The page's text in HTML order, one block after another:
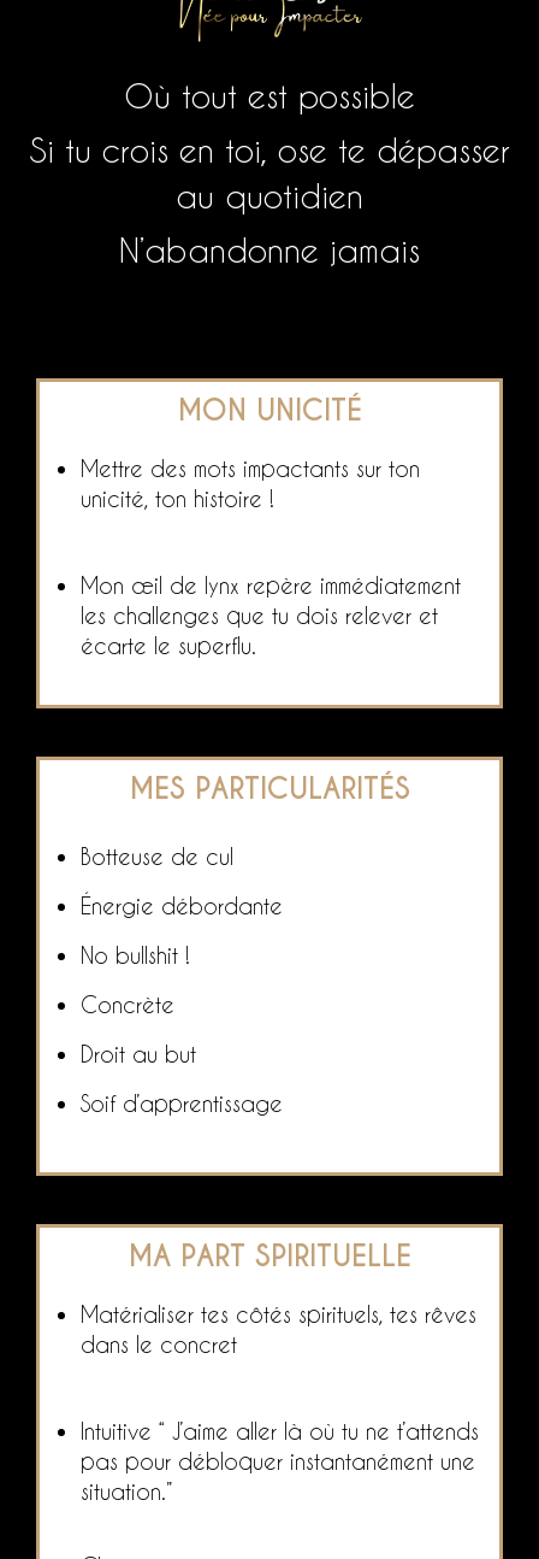
Où tout est possible
Si tu crois en toi, ose te dépasser
au quotidien
N’abandonne jamais
MON UNICITÉ
Mettre des mots impactants sur ton
unicité, ton histoire !
Mon œil de lynx repère immédiatement
les challenges que tu dois relever et
écarte le superflu.
MES PARTICULARITÉS
Botteuse de cul
Énergie débordante
No bullshit !
Concrète
Droit au but
Soif d’apprentissage
MA PART SPIRITUELLE
Matérialiser tes côtés spirituels, tes rêves
dans le concret
Intuitive “ J’aime aller là où tu ne t’attends
pas pour débloquer instantanément une
situation.”